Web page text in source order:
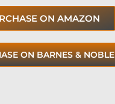
ON AMAZON
ON BARNES & NOBLE